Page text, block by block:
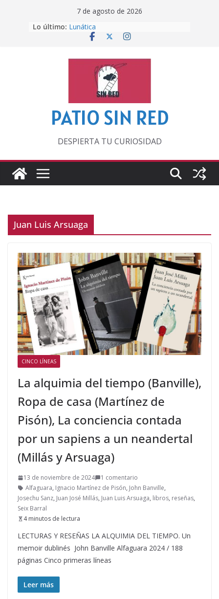
7 de agosto de 2026
Lo último: Lunática
Pero, hasta entonces…
‘La broma infinita’ de recomendar
lecturas veraniegas
Otra del Mundial
PATIO SIN RED
DESPIERTA TU CURIOSIDAD
Juan Luis Arsuaga
CINCO LÍNEAS
La alquimia del tiempo (Banville),
Ropa de casa (Martínez de
Pisón), La conciencia contada
por un sapiens a un neandertal
(Millás y Arsuaga)
13 de noviembre de 2024
1 comentario
Alfaguara, Ignacio Martínez de Pisón, John Banville,
Josechu Sanz, Juan José Millás, Juan Luis Arsuaga, libros, reseñas,
Seix Barral
4 minutos de lectura
LECTURAS Y RESEÑAS LA ALQUIMIA DEL TIEMPO. Un
memoir dublinés John Banville Alfaguara 2024 / 188
páginas Cinco primeras líneas
Leer más